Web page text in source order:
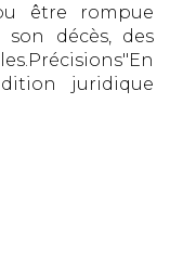
être rompue
décès, des
juridique